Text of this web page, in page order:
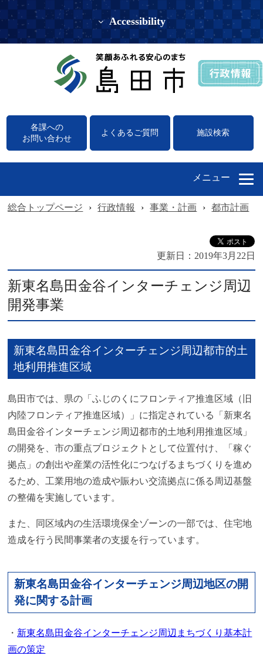
Accessibility
各課への
お問い合わせ
よくあるご質問 施設検索
メニュー
総合トップページ › 行政情報 › 事業・計画 › 都市計画
更新日： 2019年3月22日
新東名島田金谷インターチェンジ周辺
開発事業
新東名島田金谷インターチェンジ周辺都市的土
地利用推進区域
島田市では、県の「ふじのくにフロンティア推進区域（旧
内陸フロンティア推進区域）」に指定されている「新東名
島田金谷インターチェンジ周辺都市的土地利用推進区域」
の開発を、市の重点プロジェクトとして位置付け、「稼ぐ
拠点」の創出や産業の活性化につなげるまちづくりを進め
るため、工業用地の造成や賑わい交流拠点に係る周辺基盤
の整備を実施しています。
また、同区域内の生活環境保全ゾーンの一部では、住宅地
造成を行う民間事業者の支援を行っています。
新東名島田金谷インターチェンジ周辺地区の開
発に関する計画
・ 新東名島田金谷インターチェンジ周辺まちづくり基本計
画の策定